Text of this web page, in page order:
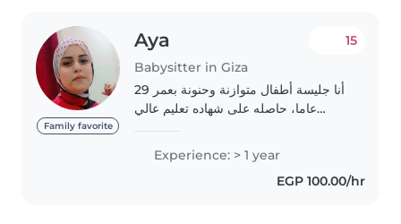
Family favorite
Aya
Babysitter in Giza
15
أنا جليسة أطفال متوازنة وحنونة بعمر 29
عاما، حاصله على شهاده تعليم عالي
لدي خبرة في رعاية الأطفال من مختلف
الأعمار - من الرضع إلى المراهقين. أنا
Experience: > 1 year
EGP 100.00/hr